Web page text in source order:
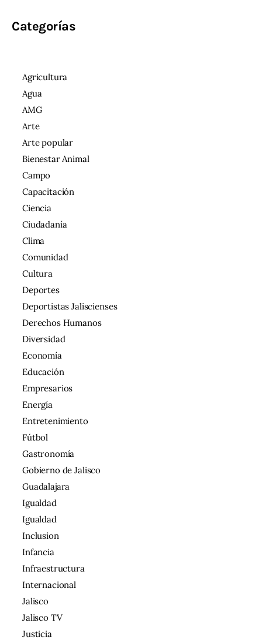
Categorías
Agricultura
Agua
AMG
Arte
Arte popular
Bienestar Animal
Campo
Capacitación
Ciencia
Ciudadanía
Clima
Comunidad
Cultura
Deportes
Deportistas Jaliscienses
Derechos Humanos
Diversidad
Economía
Educación
Empresarios
Energía
Entretenimiento
Fútbol
Gastronomía
Gobierno de Jalisco
Guadalajara
Igualdad
Igualdad
Inclusion
Infancia
Infraestructura
Internacional
Jalisco
Jalisco TV
Justicia